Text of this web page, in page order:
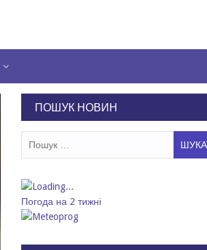
ПОШУК НОВИН
Погода на 2 тижні